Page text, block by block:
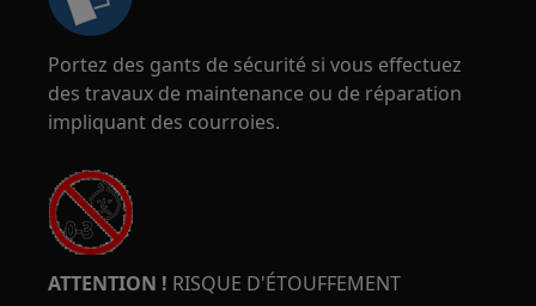
Portez des gants de sécurité si vous effectuez
des travaux de maintenance ou de réparation
impliquant des courroies.
ATTENTION ! RISQUE D'ÉTOUFFEMENT